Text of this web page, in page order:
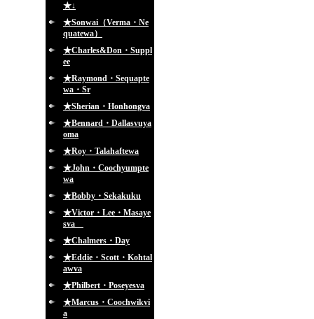
★↓
★Sonwai（Verma・Ne
quatewa）
★Charles&Don・Suppl
ee
★Raymond・Sequapte
wa・Sr
★Sherian・Honhongva
★Bennard・Dallasvuya
oma
★Roy・Talahaftewa
★John・Coochyumpte
wa
★Bobby・Sekakuku
★Victor・Lee・Masaye
sva
★Chalmers・Day
★Eddie・Scott・Kohtal
awva
★Philbert・Poseyesva
★Marcus・Coochwikvi
a